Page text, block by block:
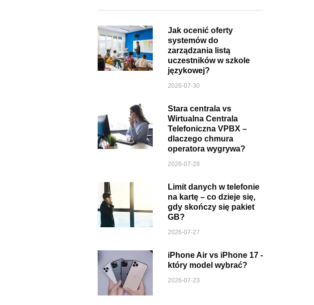
Jak ocenić oferty
systemów do
zarządzania listą
uczestników w szkole
językowej?
2026-07-30
Stara centrala vs
Wirtualna Centrala
Telefoniczna VPBX –
dlaczego chmura
operatora wygrywa?
2026-07-28
Limit danych w telefonie
na kartę – co dzieje się,
gdy skończy się pakiet
GB?
2026-07-27
iPhone Air vs iPhone 17 -
który model wybrać?
2026-07-23